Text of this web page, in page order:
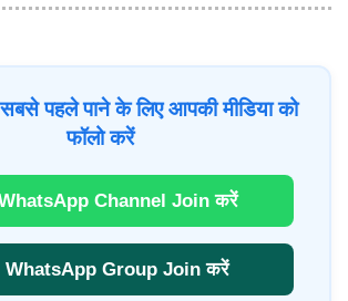
पहले पाने के लिए आपकी मीडिया को
फॉलो करें
Channel Join करें
WhatsApp Group Join करें